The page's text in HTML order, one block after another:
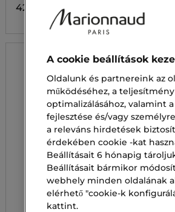
421 300,00 Ft
A cookie beállítások
Oldalunk és partnereink az
működéséhez, a teljesítmény
optimalizálásához, valamint
fejlesztése és/vagy
a releváns hirdetések
érdekében cookie -kat
Beállításait 6 hónapig
Beállításait bármikor
webhely minden oldalának
elérhető "cookie-k
kattint.